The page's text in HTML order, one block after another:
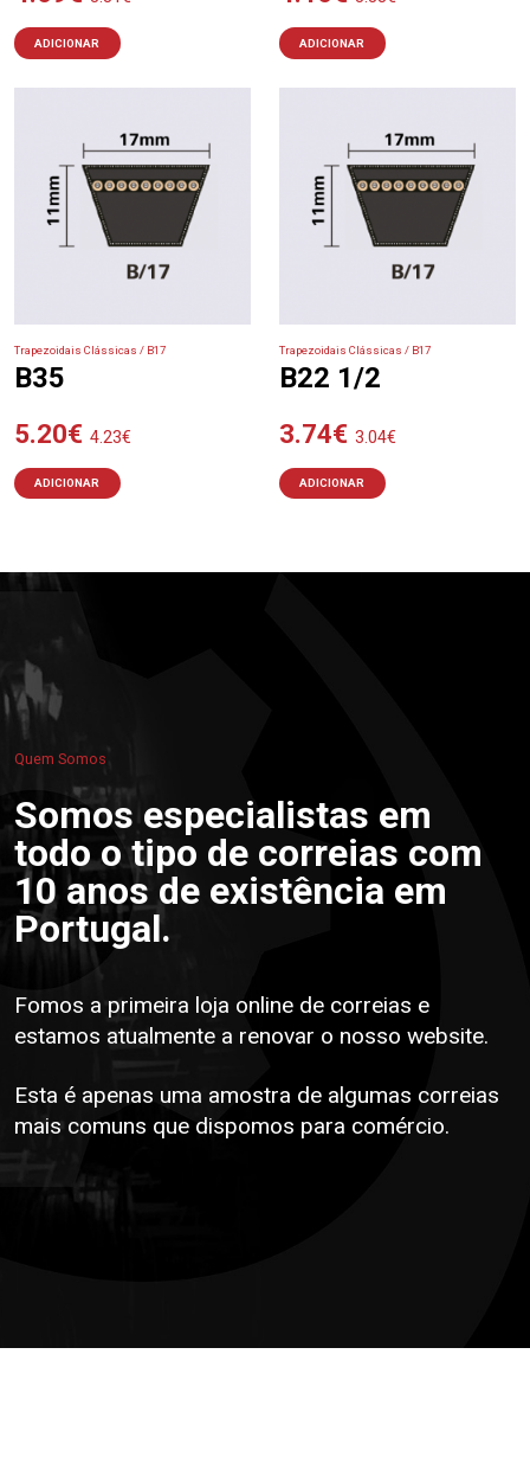
ADICIONAR ADICIONAR
Trapezoidais Clássicas / B17
B35
5.20€ 4.23€
ADICIONAR
Trapezoidais Clássicas / B17
B22 1/2
3.74€ 3.04€
ADICIONAR
Quem Somos
Somos especialistas em
todo o tipo de correias com
10 anos de existência em
Portugal.
Fomos a primeira loja online de correias e
estamos atualmente a renovar o nosso website.
Esta é apenas uma amostra de algumas correias
mais comuns que dispomos para comércio.